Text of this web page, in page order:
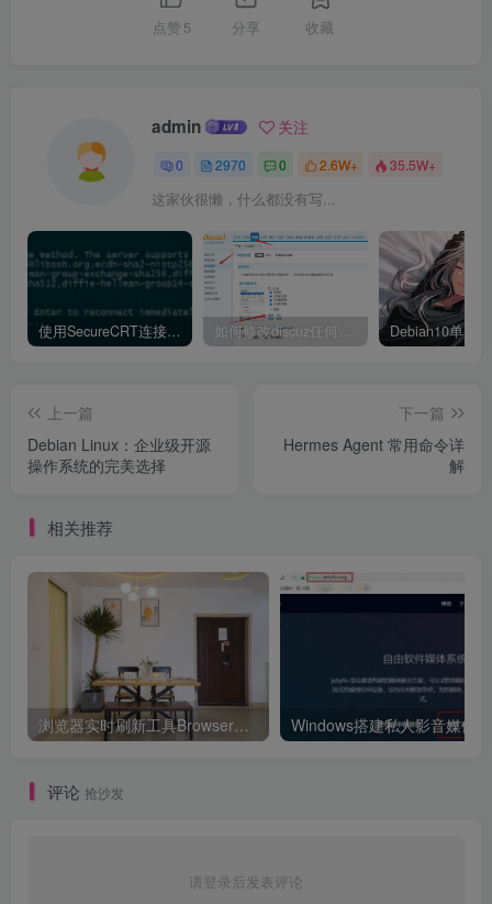
点赞 5 分享 收藏
admin 关注
0 2970 0 2.6W+ 35.5W+
这家伙很懒，什么都没有写...
使用SecureCRT连接Ubuntu20.04报错：Key exchange failed. No compatible key exchange method. 如何修改discuz任何模板的编辑器默认字体类型和默认字体大小
上一篇
Debian Linux：企业级开源
操作系统的完美选择
下一篇
Hermes Agent 常用命令详
解
相关推荐
浏览器实时刷新工具BrowserSync的安装与配置 Windows搭建私人影音媒体
评论 抢沙发
请登录后发表评论